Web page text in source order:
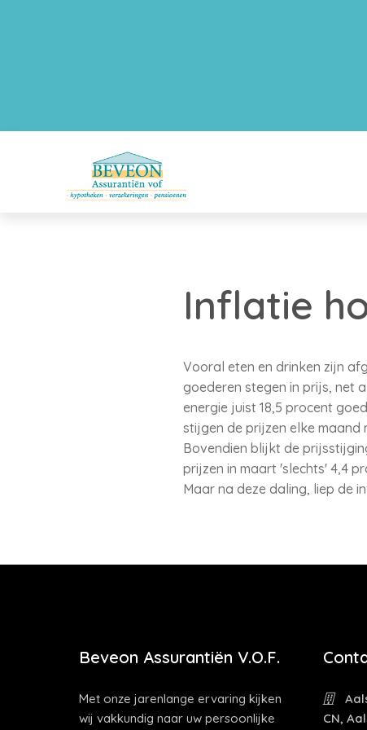
Inflatie
Vooral eten en drinken zijn
goederen stegen in prijs, net
energie juist 18,5 procent
stijgen de prijzen elke maand
Bovendien blijkt de
prijzen in maart 'slechts' 4,4
Maar na deze daling, liep de
Beveon Assurantiën V.O.F.
Met onze jarenlange ervaring kijken
wij vakkundig naar uw persoonlijke
CN,